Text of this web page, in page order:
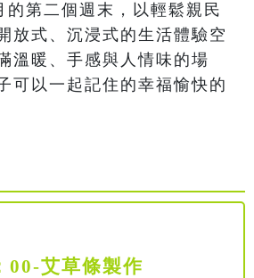
的第二個週末，以輕鬆親民
放式、沉浸式的生活體驗空
溫暖、手感與人情味的場
可以一起記住的幸福愉快的
00-艾草條製作